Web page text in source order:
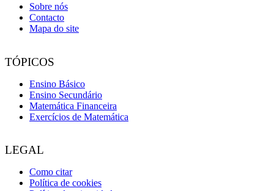
Sobre nós
Contacto
Mapa do site
TÓPICOS
Ensino Básico
Ensino Secundário
Matemática Financeira
Exercícios de Matemática
LEGAL
Como citar
Política de cookies